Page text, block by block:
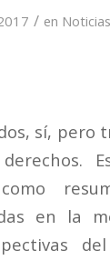
/ en Noticias
sí, pero
en la